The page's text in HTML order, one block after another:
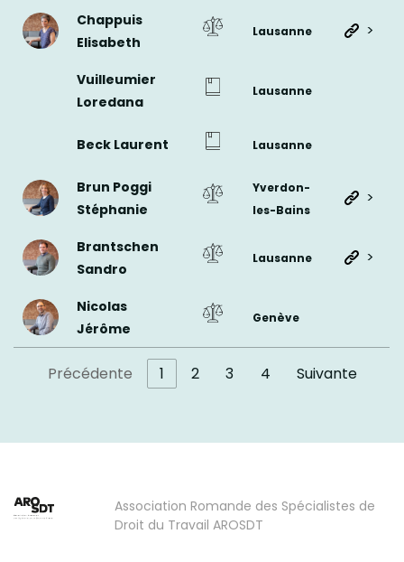
Chappuis
Elisabeth
Lausanne >
Vuilleumier
Loredana
Lausanne
Beck Laurent Lausanne
Brun Poggi
Stéphanie
Yverdon-
les-Bains
>
Brantschen
Sandro
Lausanne >
Nicolas
Jérôme
Genève
Précédente 1 2 3 4 Suivante
Association Romande des Spécialistes de
Droit du Travail AROSDT